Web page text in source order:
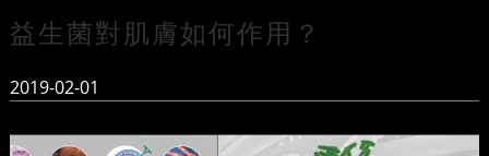
益生菌對肌膚如何作用？
2019-02-01